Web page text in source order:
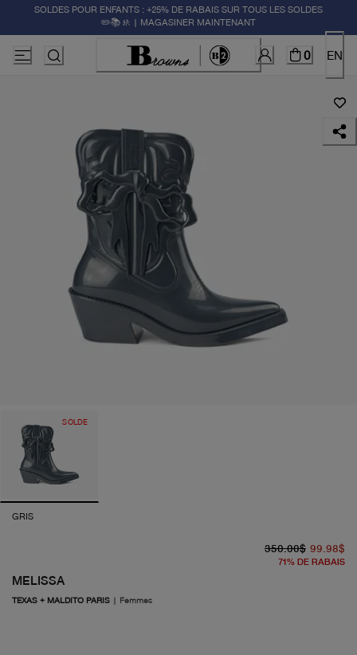
SOLDES POUR ENFANTS : +25% DE RABAIS SUR TOUS LES SOLDES
✏️📚🚸 | MAGASINER MAINTENANT
0 EN
SOLDE
GRIS
MELISSA
TEXAS + MALDITO PARIS | Femmes
350.00$ 99.98$
71% DE RABAIS